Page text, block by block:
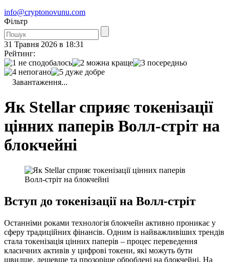
info@cryptonovunu.com
Фiльтр
31 Травня 2026 в 18:31
Рейтинг:
Завантаження...
Як Stellar сприяє токенізації
цінних паперів Волл-стріт на
блокчейні
Вступ до токенізації на Волл-стріт
Останніми роками технологія блокчейн активно проникає у
сферу традиційних фінансів. Одним із найважливіших трендів
стала токенізація цінних паперів – процес переведення
класичних активів у цифрові токени, які можуть бути
швидше, дешевше та прозоріше оброблені на блокчейні. На